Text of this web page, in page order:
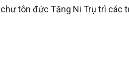
tôn đức Tăng Ni Trụ trì các